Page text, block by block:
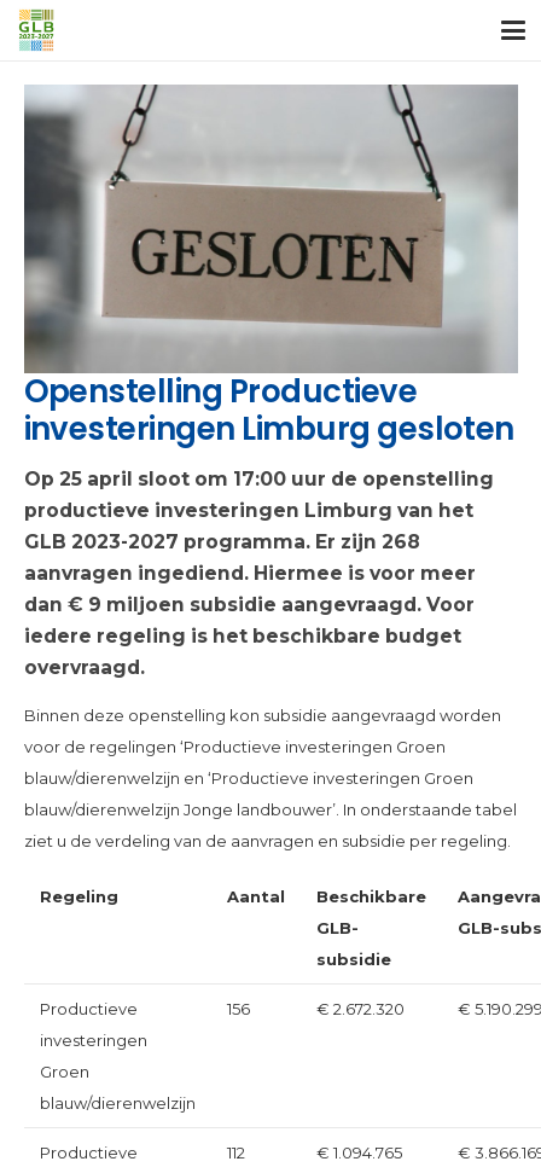
Openstelling Productieve
investeringen Limburg gesloten
Op 25 april sloot om 17:00 uur de openstelling
productieve investeringen Limburg van het
GLB 2023-2027 programma. Er zijn 268
aanvragen ingediend. Hiermee is voor meer
dan € 9 miljoen subsidie aangevraagd. Voor
iedere regeling is het beschikbare budget
overvraagd.
Binnen deze openstelling kon subsidie aangevraagd worden
voor de regelingen ‘Productieve investeringen Groen
blauw/dierenwelzijn en ‘Productieve investeringen Groen
blauw/dierenwelzijn Jonge landbouwer’. In onderstaande tabel
ziet u de verdeling van de aanvragen en subsidie per regeling.
Regeling Aantal
Beschikbare
GLB-
subsidie
GLB-
Productieve
investeringen
Groen
blauw/dierenwelzijn
156 € 2.672.320 €
Productieve
112 € 1.094.765 €